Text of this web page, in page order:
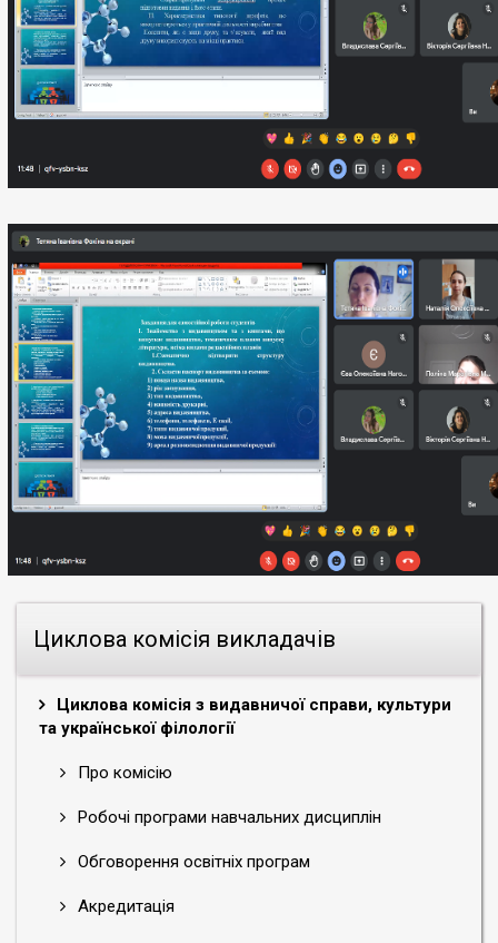
Циклова комісія викладачів
Циклова комісія з видавничої справи, культури
та української філології
Про комісію
Робочі програми навчальних дисциплін
Обговорення освітніх програм
Акредитація